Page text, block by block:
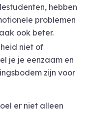
hebben
problemen
ook beter.
niet of
je je eenzaam en
zijn voor
er niet alleen